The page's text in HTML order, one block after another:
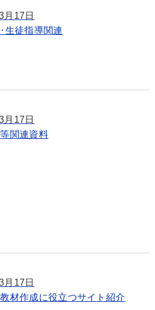
月17日
生徒指導関連
月17日
関連資料
月17日
材作成に役立つサイト紹介